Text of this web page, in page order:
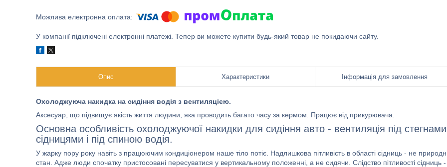
У компанії підключені електронні платежі. Тепер ви можете купити будь-який товар не покидаючи сайту.
Опис Характеристики Інформація для замовлення
Охолоджуюча накидка на сидіння водія з вентиляцією.
Аксесуар, що підвищує якість життя людини, яка проводить багато часу за кермом. Працює від прикурювача.
Основна особливість охолоджуючої накидки для сидіння авто - вентиляція під
сідницями і під спиною водія.
У жарку пору року навіть з працюючим кондиціонером наше тіло потіє. Надлишкова пітливість в області сідниць - не
стан. Адже люди спочатку пристосовані пересуватися у вертикальному положенні, а не сидячи. Слідство пітливості сідниць -